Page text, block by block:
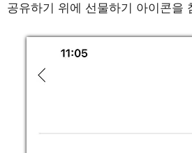
공유하기 위에 선물하기 아이콘을